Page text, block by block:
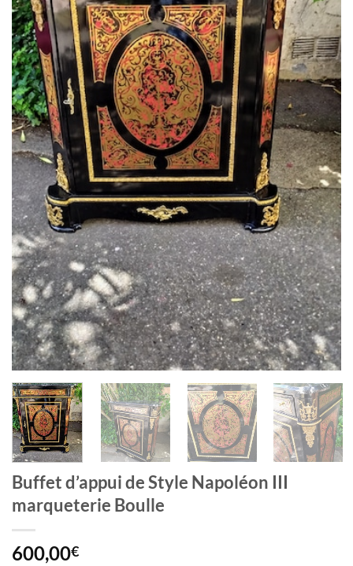
Buffet d’appui de Style Napoléon III
marqueterie Boulle
600,00€